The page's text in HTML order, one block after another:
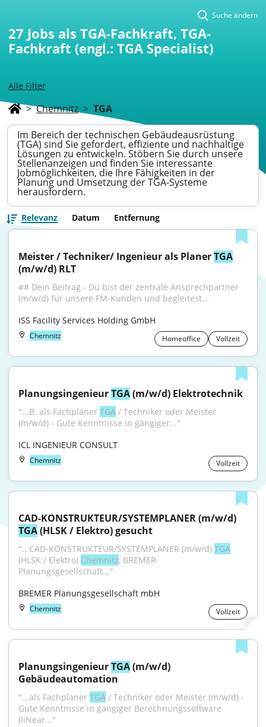
Alle Filter
Suche ändern
27 Jobs als TGA-Fachkraft, TGA-
Fachkraft (engl.: TGA Specialist)
> Chemnitz > TGA
Im Bereich der technischen Gebäudeausrüstung
(TGA) sind Sie gefordert, effiziente und nachhaltige
Lösungen zu entwickeln. Stöbern Sie durch unsere
Stellenanzeigen und finden Sie interessante
Jobmöglichkeiten, die Ihre Fähigkeiten in der
Planung und Umsetzung der TGA-Systeme
herausfordern.
Relevanz Datum Entfernung
Meister / Techniker/ Ingenieur als Planer TGA
(m/w/d) RLT
## Dein Beitrag - Du bist der zentrale Ansprechpartner
(m/w/d) für unsere FM-Kunden und begleitest...
ISS Facility Services Holding GmbH
Chemnitz Homeoffice Vollzeit
Planungsingenieur TGA (m/w/d) Elektrotechnik
"...B. als Fachplaner TGA / Techniker oder Meister
(m/w/d) - Gute Kenntnisse in gängiger..."
ICL INGENIEUR CONSULT
Chemnitz Vollzeit
TGA (HLSK / Elektro) gesucht
"...CAD-KONSTRUKTEUR/SYSTEMPLANER (m/w/d) TGA
(HLSK / Elektro) Chemnitz, BREMER
Planungsgesellschaft..."
BREMER Planungsgesellschaft mbH
Chemnitz Vollzeit
Planungsingenieur TGA (m/w/d)
Gebäudeautomation
"...als Fachplaner TGA / Techniker oder Meister (m/w/d) -
Gute Kenntnisse in gängiger Berechnungssoftware
(liNear..."